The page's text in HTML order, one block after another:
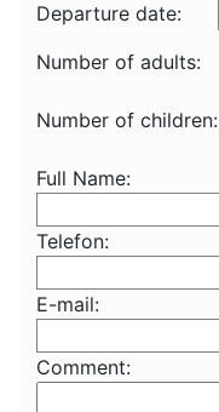
Departure date:
Number of adults:
Number of children:
Full Name:
Telefon:
E-mail:
Comment: